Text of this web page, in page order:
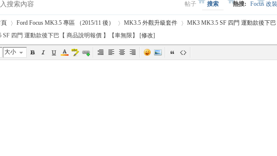
帖子 搜索 熱搜: Focus 改
Ford Focus MK3.5 專區 （2015/11 後） MK3.5 外觀升級套件 MK3 MK3.5 SF 四門 運動款後下巴
SF 四門 運動款後下巴【 商品說明報價 】【車無限】 [修改]
大小